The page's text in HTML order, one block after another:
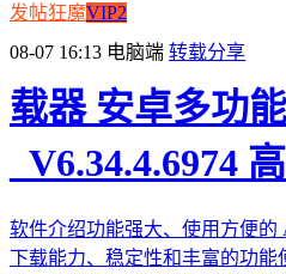
发帖狂魔VIP2
08-07 16:13 电脑端 转载分享
载器 安卓多功
_V6.34.4.6974
软件介绍功能强大、使用方便的
下载能力、稳定性和丰富的功能